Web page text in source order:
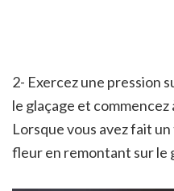
2- Exercez une pression
le glaçage et
Lorsque vous avez fait
fleur en remontant sur le